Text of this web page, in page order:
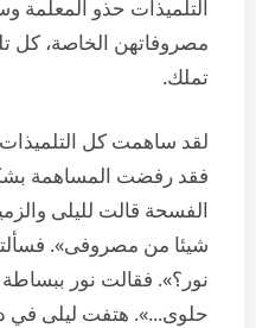
التلميذات حذو
مصروفاتهن الخاصة، كل
تملك.
لقد ساهمت كل التلميذات
فقد رفضت المساهمة
الفسحة قالت لليلى
شيئا من مصروفى».
نور؟». فقالت نور
حلوى...». هتفت ليلى